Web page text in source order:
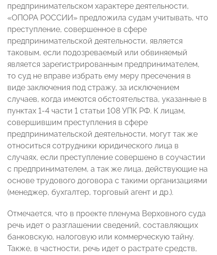
предпринимательском характере деятельности,
«ОПОРА РОССИИ» предложила судам учитывать, что
преступление, совершенное в сфере
предпринимательской деятельности, является
таковым, если подозреваемый или обвиняемый
является зарегистрированным предпринимателем,
то суд не вправе избрать ему меру пресечения в
виде заключения под стражу, за исключением
случаев, когда имеются обстоятельства, указанные в
пунктах 1-4 части 1 статьи 108 УПК РФ. К лицам,
совершившим преступления в сфере
предпринимательской деятельности, могут так же
относиться сотрудники юридического лица в
случаях, если преступление совершено в соучастии
с предпринимателем, а так же лица, действующие на
основе трудового договора с такими организациями
(менеджер, бухгалтер, торговый агент и др.).
Отмечается, что в проекте пленума Верховного суда
речь идет о разглашении сведений, составляющих
банковскую, налоговую или коммерческую тайну.
Также, в частности, речь идет о растрате средств,